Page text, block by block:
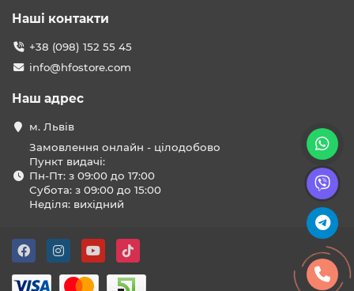
Наші контакти
+38 (098) 152 55 45
info@hfostore.com
Наш адрес
м. Львів
Замовлення онлайн - цілодобово
Пункт видачі:
Пн-Пт: з 09:00 до 17:00
Субота: з 09:00 до 15:00
Неділя: вихідний